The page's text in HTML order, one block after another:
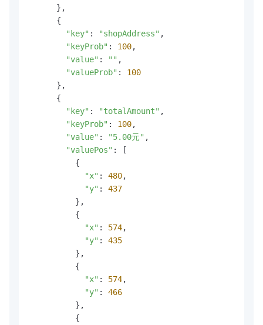
      },
      {
"key" : "shopAddress" ,
"keyProb" : 100,
"value" : "" ,
"valueProb" : 100
      },
      {
"key" : "totalAmount" ,
"keyProb" : 100,
"value" : "5.00元" ,
"valuePos" : [
          {
"x" : 480,
"y" : 437
          },
          {
"x" : 574,
"y" : 435
          },
          {
"x" : 574,
"y" : 466
          },
          {